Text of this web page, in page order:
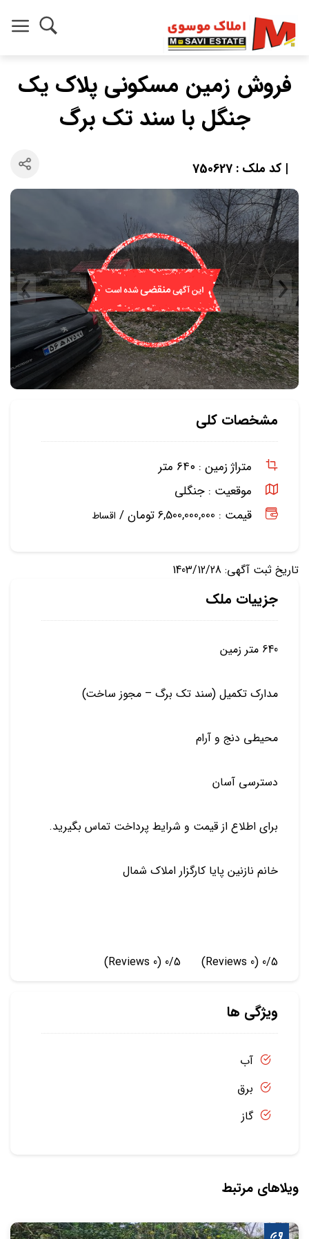
فروش زمین مسکونی پلاک یک
جنگل با سند تک برگ
| کد ملک : 750627
مشخصات کلی
متراژ زمین : ۶۴۰ متر
موقعیت : جنگلی
قیمت : 6,500,000,000 تومان /
اقساط
تاریخ ثبت آگهی: 1403/12/28
جزییات ملک
640 متر زمین
مدارک تکمیل (سند تک برگ – مجوز ساخت)
محیطی دنج و آرام
دسترسی آسان
برای اطلاع از قیمت و شرایط پرداخت تماس بگیرید.
خانم نازنین پایا کارگزار املاک شمال
0/5
(0 Reviews)
0/5
(0 Reviews)
ویژگی ها
آب
برق
گاز
ویلاهای مرتبط